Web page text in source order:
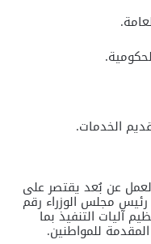
الخدمات.
عن بُعد يقتصر على
مجلس الوزراء رقم
بتنظيم آليات التنفيذ بما
للمواطنين.